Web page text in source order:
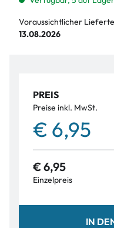
Voraussichtlicher
13.08.2026
PREIS
Preise inkl. MwSt.
€ 6,95
€ 6,95
Einzelpreis
IN